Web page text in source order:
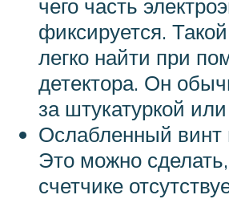
чего часть
фиксируется.
легко найти при
детектора. Он
за штукатуркой
Ослабленный винт
Это можно
счетчике